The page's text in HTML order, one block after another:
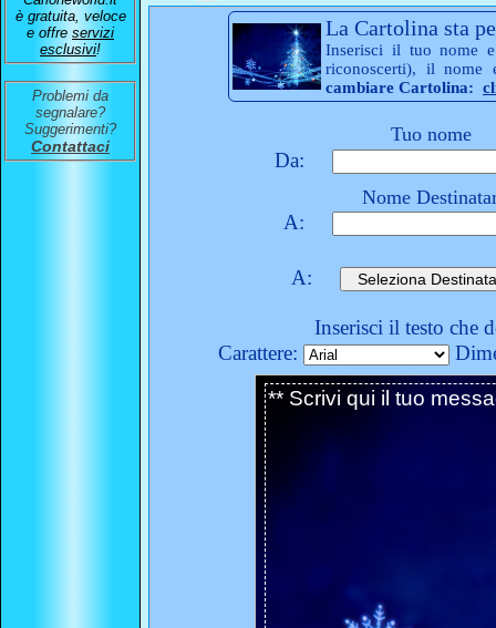
La Cartolina sta
Inserisci il tuo nome
riconoscerti), il
cambiare Cartolina:
Tuo nome
Da:
Nome
A:
A:
Inserisci il testo che
Carattere:
è gratuita, veloce
e offre servizi
esclusivi!
Problemi da
segnalare?
Suggerimenti?
Contattaci